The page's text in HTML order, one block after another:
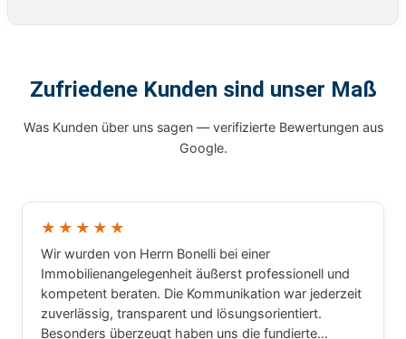
Zufriedene Kunden sind unser Maß
Was Kunden über uns sagen — verifizierte Bewertungen aus
Google.
★★★★★
Wir wurden von Herrn Bonelli bei einer
Immobilienangelegenheit äußerst professionell und
kompetent beraten. Die Kommunikation war jederzeit
zuverlässig, transparent und lösungsorientiert.
Besonders überzeugt haben uns die fundierte